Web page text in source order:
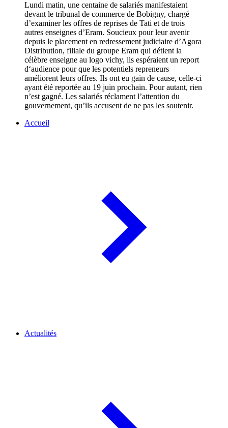
Lundi matin, une centaine de salariés manifestaient
devant le tribunal de commerce de Bobigny, chargé
d’examiner les offres de reprises de Tati et de trois
autres enseignes d’Eram. Soucieux pour leur avenir
depuis le placement en redressement judiciaire d’Agora
Distribution, filiale du groupe Eram qui détient la
célèbre enseigne au logo vichy, ils espéraient un report
d‘audience pour que les potentiels repreneurs
améliorent leurs offres. Ils ont eu gain de cause, celle-ci
ayant été reportée au 19 juin prochain. Pour autant, rien
n’est gagné. Les salariés réclament l’attention du
gouvernement, qu’ils accusent de ne pas les soutenir.
Accueil
Actualités